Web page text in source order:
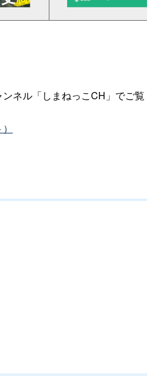
ネル「しまねっこCH」でご覧